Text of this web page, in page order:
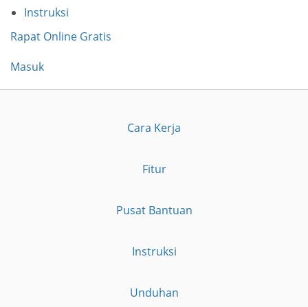
Instruksi
Rapat Online Gratis
Masuk
Cara Kerja
Fitur
Pusat Bantuan
Instruksi
Unduhan